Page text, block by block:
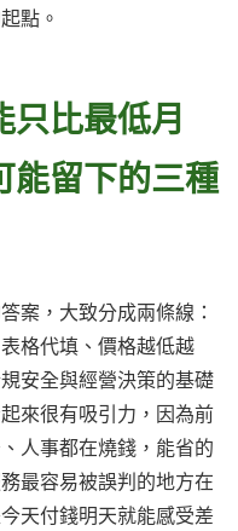
點。
只比最低月
能留下的三種
案，大致分成兩條線：
格代填、價格越低越
安全與經營決策的基礎
來很有吸引力，因為前
人事都在燒錢，能省的
最容易被誤判的地方在
天付錢明天就能感受差